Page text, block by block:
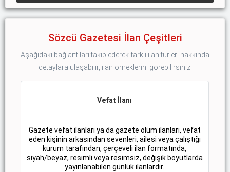
Sözcü Gazetesi İlan Çeşitleri
Aşağıdaki bağlantıları takip ederek farklı ilan türleri hakkında
detaylara ulaşabilir, ilan örneklerini görebilirsiniz.
Vefat İlanı
Gazete vefat ilanları ya da gazete ölüm ilanları, vefat
eden kişinin arkasından sevenleri, ailesi veya çalıştığı
kurum tarafından, çerçeveli ilan formatında,
siyah/beyaz, resimli veya resimsiz, değişik boyutlarda
yayınlanabilen günlük ilanlardır.